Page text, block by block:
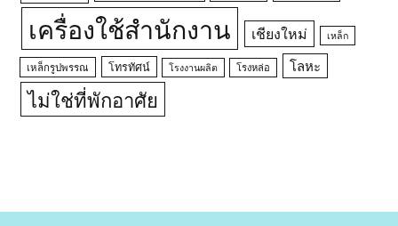
เครื่องใช้สำนักงาน เชียงใหม่ เหล็ก
เหล็กรูปพรรณ โทรทัศน์ โรงงานผลิต โรงหล่อ โลหะ
ไม่ใช่ที่พักอาศัย